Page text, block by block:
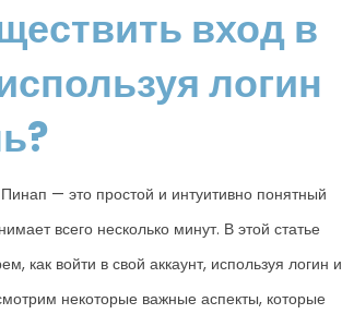
вход в
логин
— это простой и интуитивно понятный
всего несколько минут. В этой статье
как войти в свой аккаунт, используя логин и
некоторые важные аспекты, которые